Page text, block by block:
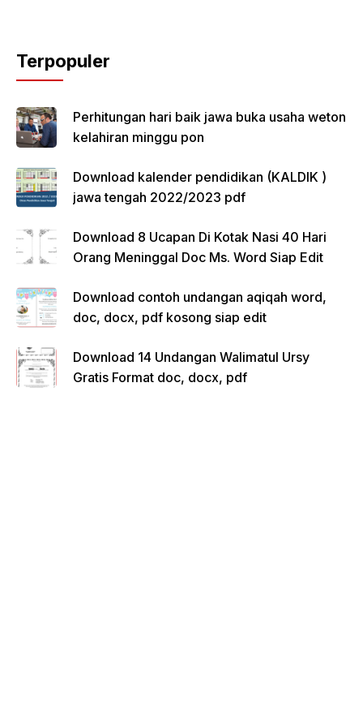
Terpopuler
Perhitungan hari baik jawa buka usaha weton
kelahiran minggu pon
Download kalender pendidikan (KALDIK )
jawa tengah 2022/2023 pdf
Download 8 Ucapan Di Kotak Nasi 40 Hari
Orang Meninggal Doc Ms. Word Siap Edit
Download contoh undangan aqiqah word,
doc, docx, pdf kosong siap edit
Download 14 Undangan Walimatul Ursy
Gratis Format doc, docx, pdf